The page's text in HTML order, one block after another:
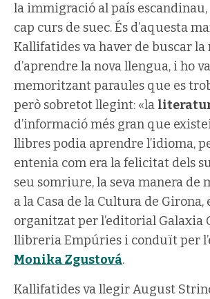
la immigració al país
cap curs de suec. És d’aquesta
Kallifatides va haver de buscar la
d’aprendre la nova llengua, i ho
memoritzant paraules que es
però sobretot llegint: «la
d’informació més gran que
llibres podia aprendre l’idioma,
entenia com era la felicitat dels
seu somriure, la seva manera de
a la Casa de la Cultura de Girona,
organitzat per l’editorial Galaxia
llibreria Empúries i conduït per
Monika Zgustová.
Kallifatides va llegir August